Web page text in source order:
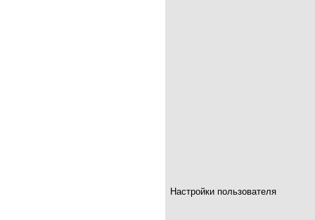
Настройки пользователя